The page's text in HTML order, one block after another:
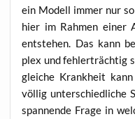
ein Modell immer nur
hier im Rah­men einer
ent­ste­hen. Das kann
plex und feh­ler­träch­tig
glei­che Krank­heit
völ­lig unter­schied­li­che
span­nen­de Fra­ge in